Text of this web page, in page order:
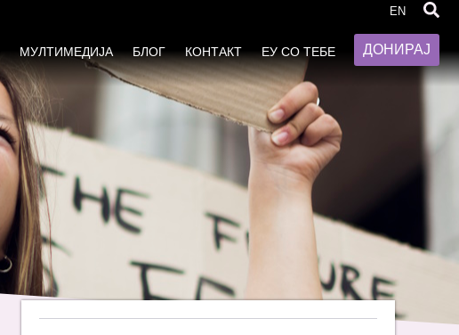
EN
МУЛТИМЕДИЈА БЛОГ КОНТАКТ ЕУ СО ТЕБЕ ДОНИРАЈ